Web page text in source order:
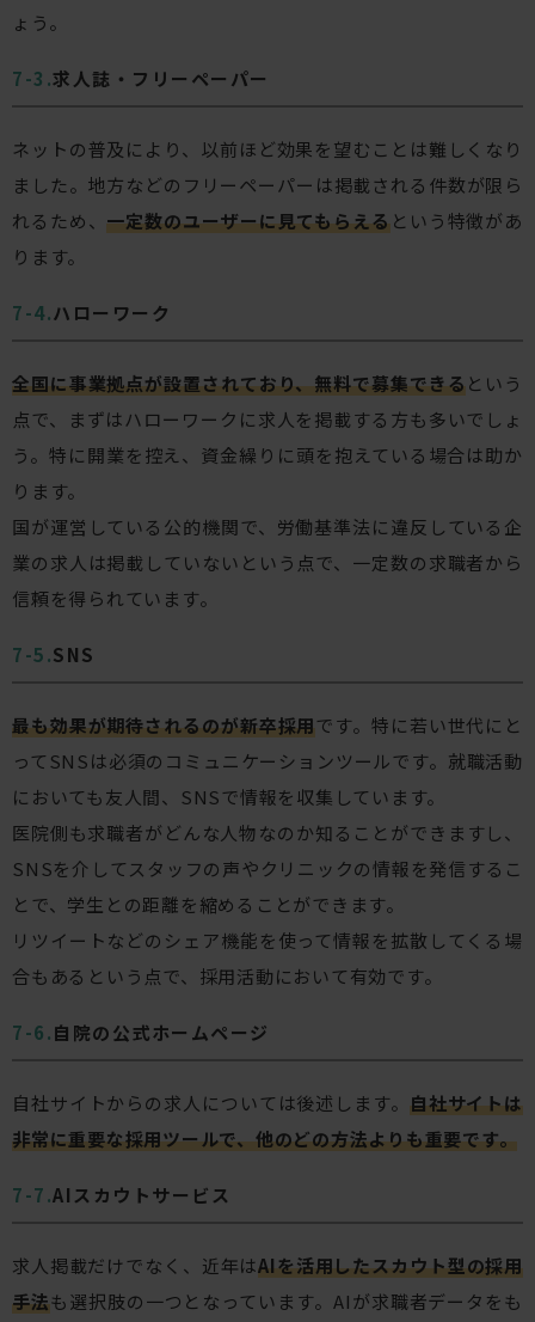
ょう。
求人誌・フリーペーパー
ネットの普及により、以前ほど効果を望むことは難しくなり
ました。地方などのフリーペーパーは掲載される件数が限ら
れるため、一定数のユーザーに見てもらえるという特徴があ
ります。
ハローワーク
全国に事業拠点が設置されており、無料で募集できるという
点で、まずはハローワークに求人を掲載する方も多いでしょ
う。特に開業を控え、資金繰りに頭を抱えている場合は助か
ります。
国が運営している公的機関で、労働基準法に違反している企
業の求人は掲載していないという点で、一定数の求職者から
信頼を得られています。
SNS
最も効果が期待されるのが新卒採用です。特に若い世代にと
ってSNSは必須のコミュニケーションツールです。就職活動
においても友人間、SNSで情報を収集しています。
医院側も求職者がどんな人物なのか知ることができますし、
SNSを介してスタッフの声やクリニックの情報を発信するこ
とで、学生との距離を縮めることができます。
リツイートなどのシェア機能を使って情報を拡散してくる場
合もあるという点で、採用活動において有効です。
自院の公式ホームページ
自社サイトからの求人については後述します。 自社サイトは
非常に重要な採用ツールで、他のどの方法よりも重要です。
AIスカウトサービス
求人掲載だけでなく、近年はAIを活用したスカウト型の採用
手法も選択肢の一つとなっています。AIが求職者データをも